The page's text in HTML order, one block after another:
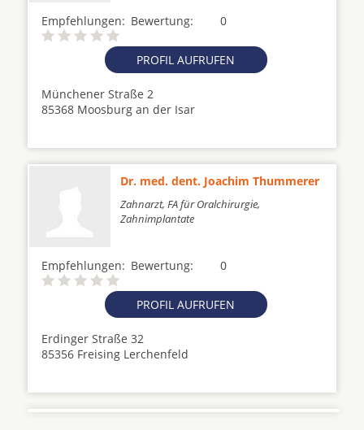
Empfehlungen: 0
Bewertung:
PROFIL AUFRUFEN
Münchener Straße 2
85368 Moosburg an der Isar
Dr. med. dent. Joachim Thummerer
Zahnarzt, FA für Oralchirurgie,
Zahnimplantate
Empfehlungen: 0
Bewertung:
PROFIL AUFRUFEN
Erdinger Straße 32
85356 Freising Lerchenfeld